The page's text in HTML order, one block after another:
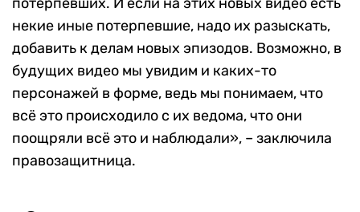
некие иные потерпевшие, надо их разыскать,
добавить к делам новых эпизодов. Возможно, в
будущих видео мы увидим и каких-то
персонажей в форме, ведь мы понимаем, что
всё это происходило с их ведома, что они
поощряли всё это и наблюдали», – заключила
правозащитница.